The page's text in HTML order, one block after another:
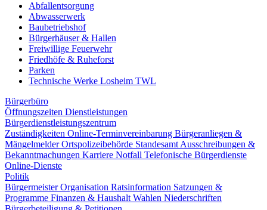
Abfallentsorgung
Abwasserwerk
Baubetriebshof
Bürgerhäuser & Hallen
Freiwillige Feuerwehr
Friedhöfe & Ruheforst
Parken
Technische Werke Losheim TWL
Bürgerbüro
Öffnungszeiten Dienstleistungen
Bürgerdienstleistungszentrum
Zuständigkeiten Online-Terminvereinbarung Bürgeranliegen &
MängelmelderOrtspolizeibehörde Standesamt Ausschreibungen &
Bekanntmachungen Karriere Notfall Telefonische Bürgerdienste
Online-Dienste
Politik
BürgermeisterOrganisation Ratsinformation Satzungen &
Programme Finanzen & Haushalt Wahlen Niederschriften